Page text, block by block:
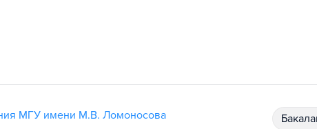
МГУ имени М.В. Ломоносова